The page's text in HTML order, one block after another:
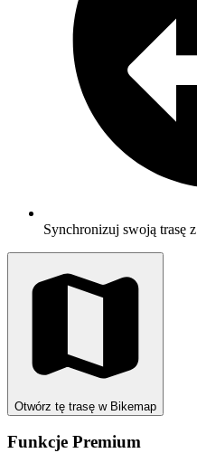
Synchronizuj swoją trasę z
Otwórz tę trasę w Bikemap
Funkcje Premium